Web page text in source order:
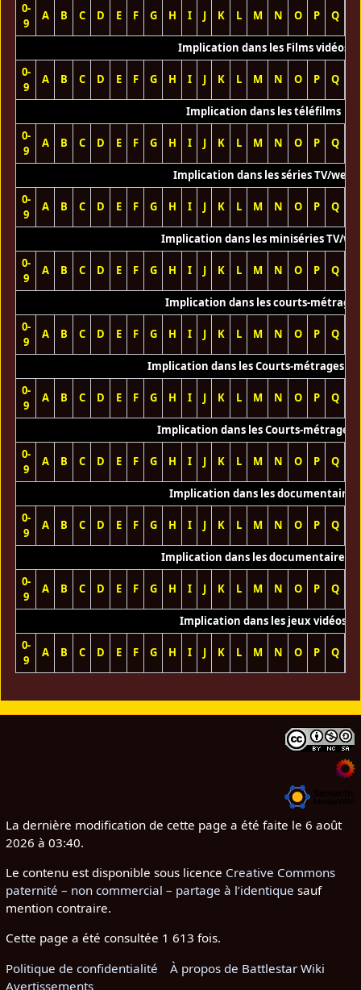
0-
9
A B C D E F G H I J K L M N O P Q
Implication dans les Films vidéos
0-
9
A B C D E F G H I J K L M N O P Q
Implication dans les téléfilms
0-
9
A B C D E F G H I J K L M N O P Q
Implication dans les séries TV/web
0-
9
A B C D E F G H I J K L M N O P Q
Implication dans les miniséries TV/
0-
9
A B C D E F G H I J K L M N O P Q
Implication dans les courts-métrages
0-
9
A B C D E F G H I J K L M N O P Q
Implication dans les Courts-métrages
0-
9
A B C D E F G H I J K L M N O P Q
Implication dans les Courts-métrages
0-
9
A B C D E F G H I J K L M N O P Q
Implication dans les documentaires
0-
9
A B C D E F G H I J K L M N O P Q
Implication dans les documentaires
0-
9
A B C D E F G H I J K L M N O P Q
Implication dans les jeux vidéos
0-
9
A B C D E F G H I J K L M N O P Q
La dernière modification de cette page a été faite le 6 août
2026 à 03:40.
Le contenu est disponible sous licence Creative Commons
paternité – non commercial – partage à l’identique sauf
mention contraire.
Cette page a été consultée 1 613 fois.
Politique de confidentialité
À propos de Battlestar Wiki
Avertissements